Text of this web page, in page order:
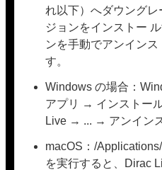
れ以下）へダウング
ジョンをインストー
ンを手動でアンイン
す。
Windows の場合：
アプリ → インストー
Live → ... → アンイン
macOS：/
を実行すると、Dirac